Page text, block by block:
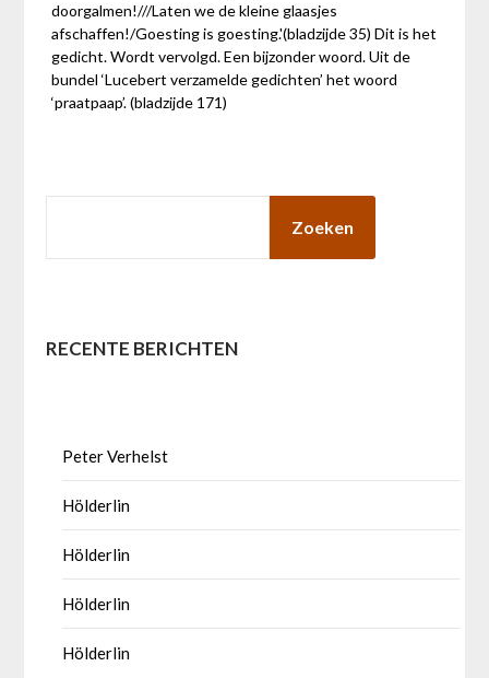
doorgalmen!///Laten we de kleine glaasjes
afschaffen!/Goesting is goesting.'(bladzijde 35) Dit is het
gedicht. Wordt vervolgd. Een bijzonder woord. Uit de
bundel ‘Lucebert verzamelde gedichten’ het woord
‘praatpaap’. (bladzijde 171)
Zoeken
RECENTE BERICHTEN
Peter Verhelst
Hölderlin
Hölderlin
Hölderlin
Hölderlin